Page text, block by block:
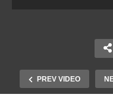
PREV VIDEO